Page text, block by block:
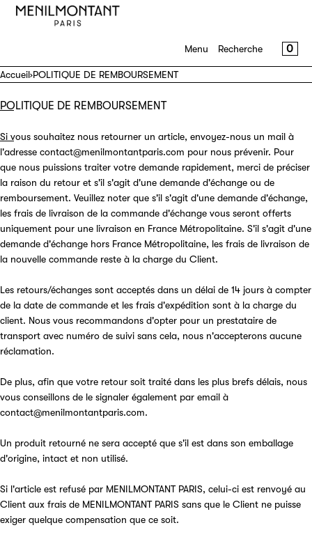
IGNORER ET PASSER AU CONTENU
FERMER
S'inscrire
Shop
Journal
A propos
Contact
Menu Recherche 0
Accueil›POLITIQUE DE REMBOURSEMENT
POLITIQUE DE REMBOURSEMENT
Si vous souhaitez nous retourner un article, envoyez-nous un mail à
l'adresse contact@menilmontantparis.com pour nous prévenir. Pour
que nous puissions traiter votre demande rapidement, merci de préciser
la raison du retour et s'il s'agit d'une demande d'échange ou de
remboursement. Veuillez noter que s'il s'agit d'une demande d'échange,
les frais de livraison de la commande d'échange vous seront offerts
uniquement pour une livraison en France Métropolitaine. S'il s'agit d'une
demande d'échange hors France Métropolitaine, les frais de livraison de
la nouvelle commande reste à la charge du Client.
Les retours/échanges sont acceptés dans un délai de 14 jours à compter
de la date de commande et les frais d'expédition sont à la charge du
client. Nous vous recommandons d'opter pour un prestataire de
transport avec numéro de suivi sans cela, nous n'accepterons aucune
réclamation.
De plus, afin que votre retour soit traité dans les plus brefs délais, nous
vous conseillons de le signaler également par email à
contact@menilmontantparis.com.
Un produit retourné ne sera accepté que s'il est dans son emballage
d'origine, intact et non utilisé.
Si l'article est refusé par MENILMONTANT PARIS, celui-ci est renvoyé au
Client aux frais de MENILMONTANT PARIS sans que le Client ne puisse
exiger quelque compensation que ce soit.